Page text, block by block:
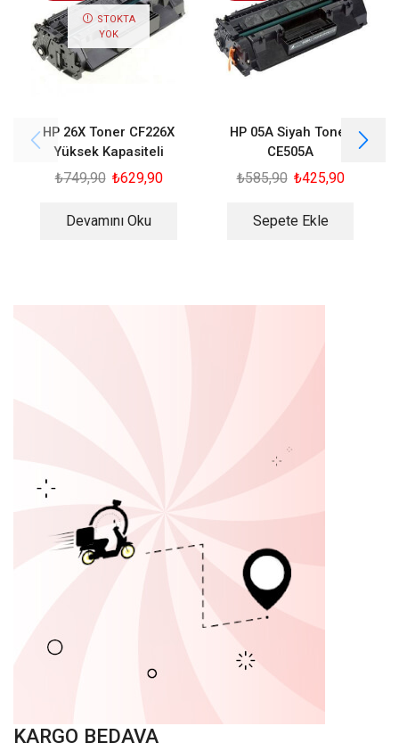
STOKTA
YOK
HP 26X Toner CF226X
Yüksek Kapasiteli
₺749,90 ₺629,90
Devamını Oku
HP 05A Siyah Toner
CE505A
₺585,90 ₺425,90
Sepete Ekle
KARGO BEDAVA